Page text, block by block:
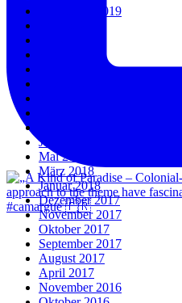
#camargue 🇫🇷
September 2019
Juni 2018
Mai 2018
März 2018
Januar 2018
Dezember 2017
November 2017
Oktober 2017
September 2017
August 2017
April 2017
November 2016